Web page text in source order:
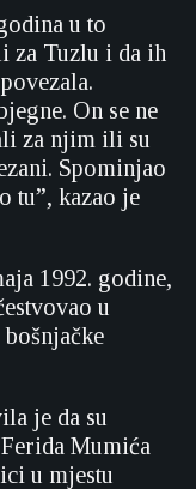
u to
za Tuzlu i da ih
On se ne
za njim ili su
Spominjao
tu”, kazao je
1992. godine,
u
je da su
Mumića
u mjestu